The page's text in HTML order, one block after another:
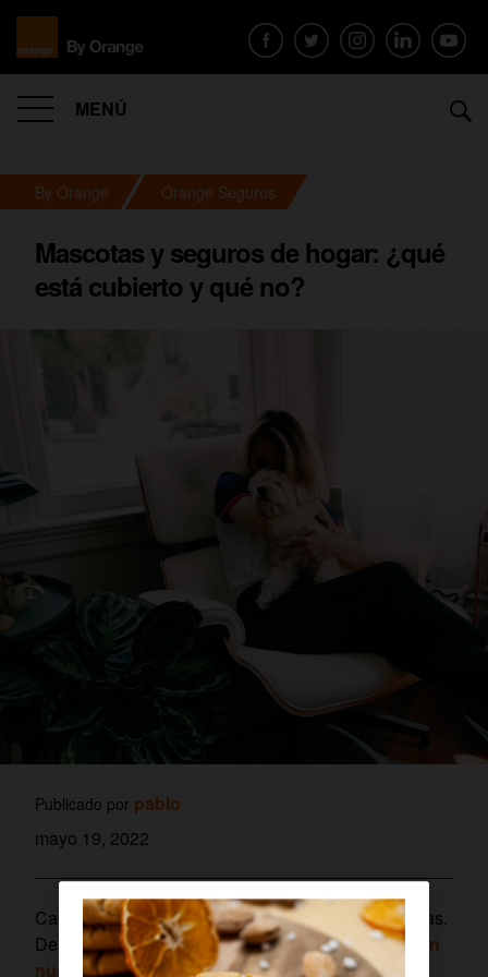
MENÚ
By Orange Orange Seguros
Mascotas y seguros de hogar: ¿qué
está cubierto y qué no?
Publicado por pablo
mayo 19, 2022
Cada vez hay más mascotas en las casas españolas.
De hecho, yaviven más animales de compañía en
nuestros hogares que menores de 15 años